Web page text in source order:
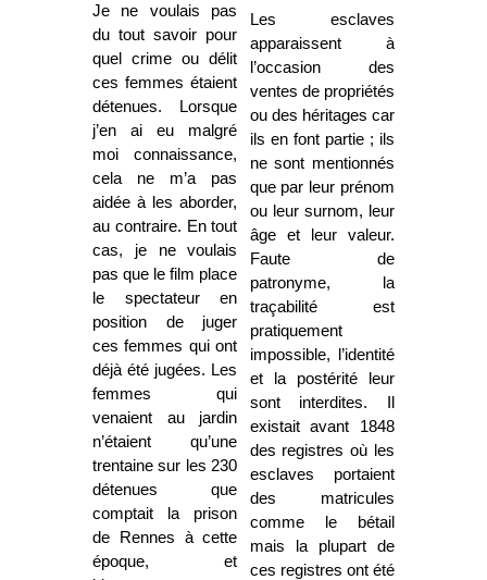
Je ne voulais pas
du tout savoir pour
quel crime ou délit
ces femmes étaient
détenues. Lorsque
j’en ai eu malgré
moi connaissance,
cela ne m’a pas
aidée à les aborder,
au contraire. En tout
cas, je ne voulais
pas que le film place
le spectateur en
position de juger
ces femmes qui ont
déjà été jugées. Les
femmes qui
venaient au jardin
n’étaient qu’une
trentaine sur les 230
détenues que
comptait la prison
de Rennes à cette
époque, et
Les esclaves
apparaissent à
l’occasion des
ventes de propriétés
ou des héritages car
ils en font partie ; ils
ne sont mentionnés
que par leur prénom
ou leur surnom, leur
âge et leur valeur.
Faute de
patronyme, la
traçabilité est
pratiquement
impossible, l’identité
et la postérité leur
sont interdites. Il
existait avant 1848
des registres où les
esclaves portaient
des matricules
comme le bétail
mais la plupart de
ces registres ont été